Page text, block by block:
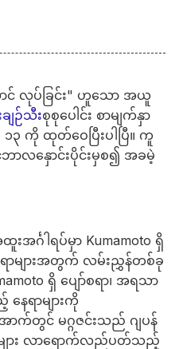
လုပ်ခြင်း" ဟူသော အယူ
ျဉ်သီးစုစုပေါင်း စာမျက်နှာ
၃ ကို ထုတ်ဝေပြီးပါပြီ။ ကူ
လနှောင်းပိုင်းမှစ၍ အခမဲ့
င်္ဂါရပ်မှာ Kumamoto ရှိ
ာများအတွက် လမ်းညွှန်တစ်ခု
ရှိ ပျော်စရာ၊ အရသာ
ေရာများကို
ာက်တွင် မဂ္ဂဇင်းသည် ဂျပန်
များ လာရောက်လည်ပတ်သည့်